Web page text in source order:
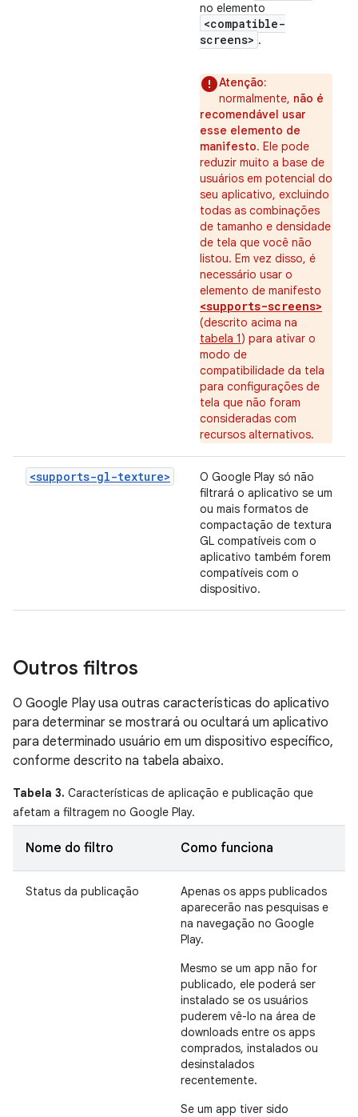
no elemento
<compatible-
screens> .
Atenção:
normalmente, não é
recomendável usar
esse elemento de
manifesto. Ele pode
reduzir muito a base de
usuários em potencial do
seu aplicativo, excluindo
todas as combinações
de tamanho e densidade
de tela que você não
listou. Em vez disso, é
necessário usar o
elemento de manifesto
<supports-screens>
(descrito acima na
tabela 1) para ativar o
modo de
compatibilidade da tela
para configurações de
tela que não foram
consideradas com
recursos alternativos.
<supports-gl-texture>
O Google Play só não
filtrará o aplicativo se um
ou mais formatos de
compactação de textura
GL compatíveis com o
aplicativo também forem
compatíveis com o
dispositivo.
Outros filtros
O Google Play usa outras características do aplicativo
para determinar se mostrará ou ocultará um aplicativo
para determinado usuário em um dispositivo específico,
conforme descrito na tabela abaixo.
Tabela 3. Características de aplicação e publicação que
afetam a filtragem no Google Play.
Nome do filtro Como funciona
Status da publicação
Apenas os apps publicados
aparecerão nas pesquisas e
na navegação no Google
Play.
Mesmo se um app não for
publicado, ele poderá ser
instalado se os usuários
puderem vê-lo na área de
downloads entre os apps
comprados, instalados ou
desinstalados
recentemente.
Se um app tiver sido